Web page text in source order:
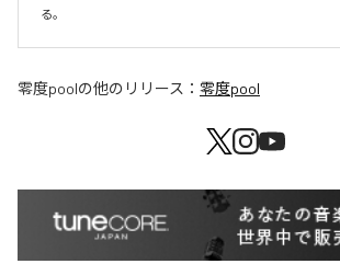
る。
零度poolの他のリリース： 零度pool